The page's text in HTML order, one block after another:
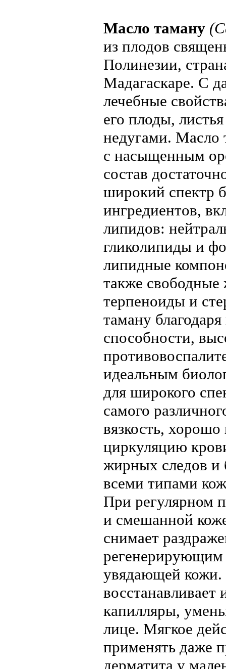
Масло таману
из плодов
Полинезии,
Мадагаскаре. С
лечебные
его плоды,
недугами. Масло
с насыщенным
состав
широкий спектр
ингредиентов,
липидов:
гликолипиды и
липидные
также
терпеноиды и
таману
способности,
идеальным
для широкого
самого
вязкость,
циркуляцию
жирных следов и
всеми типами
При регулярном
и смешанной
снимает
регенерирующим
увядающей кожи.
капилляры,
лице. Мягкое
применять даже
дерматита у